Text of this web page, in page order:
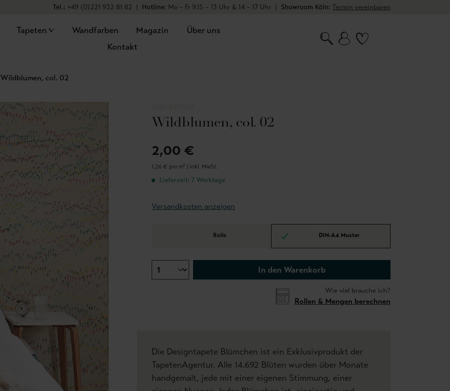
Tel.: +49 (0)221 932 81 82 | Hotline: Mo – Fr 9.15 – 13 Uhr & 14 – 17 Uhr | Showroom Köln: Termin vereinbaren
Tapeten Wandfarben Magazin
Über uns
Kontakt
Wildblumen, col. 02
Wildblumen, col. 02
2,00 €
1,26 € pro m² | inkl. MwSt.
Lieferzeit: 7 Werktage
Versandkosten anzeigen
Rolle DIN-A4 Muster
In den Warenkorb
Wie viel brauche ich?
Rollen & Mengen berechnen
Die Designtapete Blümchen ist ein Exklusivprodukt der
TapetenAgentur. Alle 14.692 Blüten wurden über Monate
handgemalt, jede mit einer eigenen Stimmung, einer